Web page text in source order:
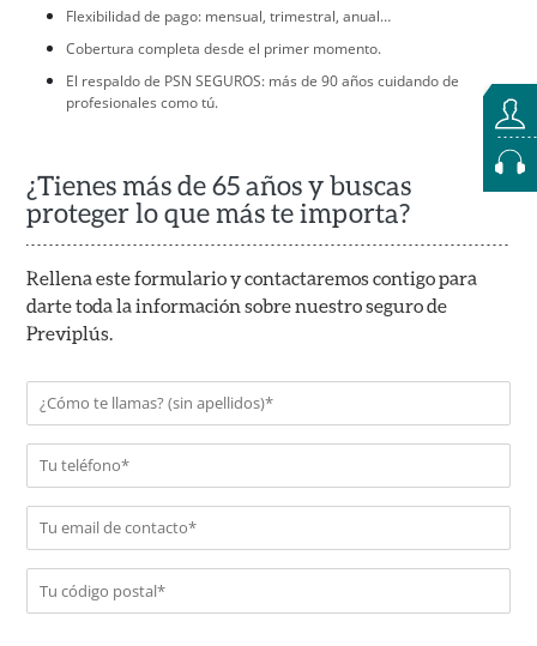
Flexibilidad de pago: mensual, trimestral, anual…
Cobertura completa desde el primer momento.
El respaldo de PSN SEGUROS: más de 90 años cuidando de
profesionales como tú.
¿Tienes más de 65 años y buscas
proteger lo que más te importa?
Rellena este formulario y contactaremos contigo para
darte toda la información sobre nuestro seguro de
Previplús.